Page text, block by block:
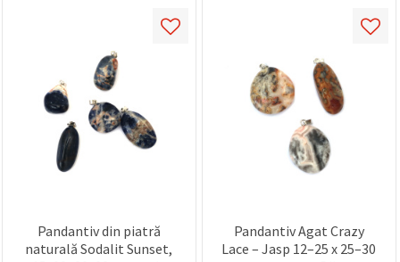
Pandantiv din piatră
naturală Sodalit Sunset,
Pandantiv Agat Crazy
Lace – Jasp 12–25 x 25–30